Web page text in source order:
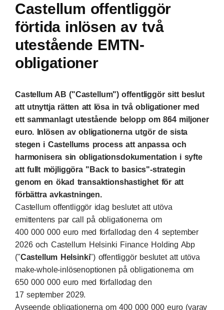
Castellum offentliggör
förtida inlösen av två
utestående EMTN-
obligationer
Castellum AB ("Castellum") offentliggör sitt beslut
att utnyttja rätten att lösa in två obligationer med
ett sammanlagt utestående belopp om 864 miljoner
euro. Inlösen av obligationerna utgör de sista
stegen i Castellums process att anpassa och
harmonisera sin obligationsdokumentation i syfte
att fullt möjliggöra "Back to basics"-strategin
genom en ökad transaktionshastighet för att
förbättra avkastningen.
Castellum offentliggör idag beslutet att utöva
emittentens par call på obligationerna om
400 000 000 euro med förfallodag den 4 september
2026 och Castellum Helsinki Finance Holding Abp
("Castellum Helsinki") offentliggör beslutet att utöva
make-whole-inlösenoptionen på obligationerna om
650 000 000 euro med förfallodag den
17 september 2029.
Avseende obligationerna om 400 000 000 euro (varav